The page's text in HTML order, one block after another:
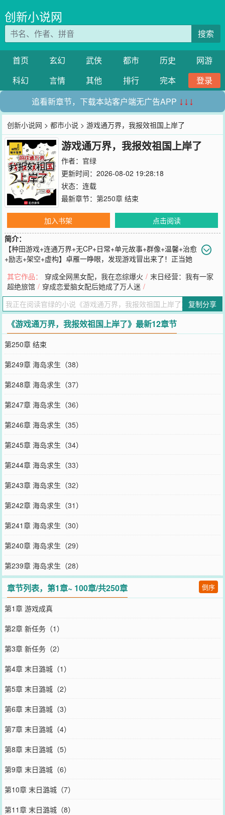
创新小说网
搜索
首页 玄幻 武侠 都市 历史
网游
科幻
言情 其他 排行 完本
登录
追看新章节，下载本站客户端无广告APP ↓↓↓
创新小说网 >都市小说 > 游戏通万界，我报效祖国上岸了
游戏通万界，我报效祖国上岸了
作者： 官绿
更新时间：2026-08-02 19:28:18
状态：连载
最新章节： 第250章 结束
加入书架
点击阅读
简介：
【种田游戏+连通万界+无CP+日常+单元故事+群像+温馨+治愈
+励志+架空+虚构】卓雁一睁眼，发现游戏冒出来了！正当她
土！卓雁惊讶之余，电子屏出现了，并且要求她将高级种植土放置在
正确的位置上。什么是正确的位置？卓雁摸了摸下巴，想到了自家刚
租下来没多久的山地，吭吭哧哧地带着游戏道具进山开荒！等她布置
完一切后，新任务发布了！卓雁大手一挥，不就是种种地嘛？简单得
很！可谁来告诉她，为什么种完田后还要负责销售？销售就算了，为
什么是进入不同的世界？好吧，卓雁认命了，老老实实做任务，一个
不小心带了不少黑科技、稀有能源、高产种子回来。卓雁左思右想，
决定全部上交祖国妈妈！从此，卓雁被国家全力护航，成为国家宝
藏。而卓雁也能安心种田开荒、勘探矿藏、建设域外基地，不断带回
稀缺资源与黑科技。卓雁背靠祖国，一路稳扎稳打，用万界收获报效
祖国，助力文明飞升，凭实力光荣上岸！
您要是觉得《游戏通万界，我报效祖国上岸了
记向您QQ群和微博微信里的朋友推荐哦！
其它作品： 穿成全网黑女配，我在恋综爆火 / 末日经营：我有一家
超绝旅馆 / 穿成恋爱脑女配后她成了万人迷 /
复制分享
《游戏通万界，我报效祖国上岸了》最新12章节
第250章 结束
第249章 海岛求生（38）
第248章 海岛求生（37）
第247章 海岛求生（36）
第246章 海岛求生（35）
第245章 海岛求生（34）
第244章 海岛求生（33）
第243章 海岛求生（32）
第242章 海岛求生（31）
第241章 海岛求生（30）
第240章 海岛求生（29）
第239章 海岛求生（28）
章节列表，第1章~ 100章/共250章 倒序
第1章 游戏成真
第2章 新任务（1）
第3章 新任务（2）
第4章 末日潞城（1）
第5章 末日潞城（2）
第6章 末日潞城（3）
第7章 末日潞城（4）
第8章 末日潞城（5）
第9章 末日潞城（6）
第10章 末日潞城（7）
第11章 末日潞城（8）